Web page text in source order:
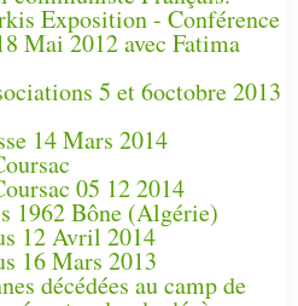
Exposition - Conférence
Mai 2012 avec Fatima
5 et 6octobre 2013
14 Mars 2014
05 12 2014
1962 Bône (Algérie)
12 Avril 2014
16 Mars 2013
décédées au camp de